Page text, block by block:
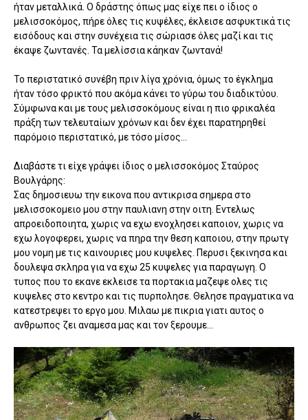
ήταν μεταλλικά. Ο δράστης όπως μας είχε πει ο ίδιος ο
μελισσοκόμος, πήρε όλες τις κυψέλες, έκλεισε ασφυκτικά τις
εισόδους και στην συνέχεια τις σώριασε όλες μαζί και τις
έκαψε ζωντανές. Τα μελίσσια κάηκαν ζωντανά!
Το περιστατικό συνέβη πριν λίγα χρόνια, όμως το έγκλημα
ήταν τόσο φρικτό που ακόμα κάνει το γύρω του διαδικτύου.
Σύμφωνα και με τους μελισσοκόμους είναι η πιο φρικαλέα
πράξη των τελευταίων χρόνων και δεν έχει παρατηρηθεί
παρόμοιο περιστατικό, με τόσο μίσος...
Διαβάστε τι είχε γράψει ίδιος ο μελισσοκόμος Σταύρος
Βουλγάρης:
Σας δημοσιευω την εικονα που αντικρισα σημερα στο
μελισσοκομειο μου στην παυλιανη στην οιτη. Εντελως
απροειδοποιητα, χωρις να εχω ενοχλησει καποιον, χωρις να
εχω λογοφερει, χωρις να πηρα την θεση καποιου, στην πρωτγ
μου νομη με τις καινουριες μου κυψελες. Περυσι ξεκινησα και
δουλεψα σκληρα για να εχω 25 κυψελες για παραγωγη. Ο
τυπος που το εκανε εκλεισε τα πορτακια μαζεψε ολες τις
κυψελες στο κεντρο και τις πυρπολησε. Θελησε πραγματικα να
κατεστρεψει το εργο μου. Μιλαω με πικρια γιατι αυτος ο
ανθρωπος ζει αναμεσα μας και τον ξερουμε...